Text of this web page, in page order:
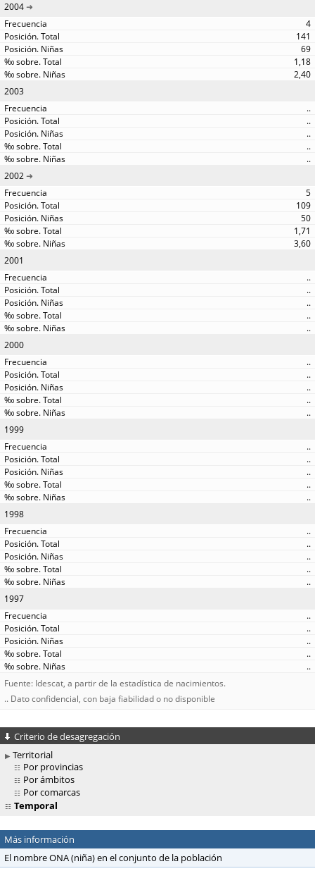
2004
4
141
69
1,18
2,40
2003
..
..
..
..
..
2002
5
109
50
1,71
3,60
2001
..
..
..
..
..
2000
..
..
..
..
..
1999
..
..
..
..
..
1998
..
..
..
..
..
1997
..
..
..
..
..
Fuente: Idescat, a partir de la estadística de nacimientos.
.. Dato confidencial, con baja fiabilidad o no disponible
Criterio de desagregación
Territorial
Por provincias
Por ámbitos
Por comarcas
Temporal
Más información
El nombre ONA (niña) en el conjunto de la población